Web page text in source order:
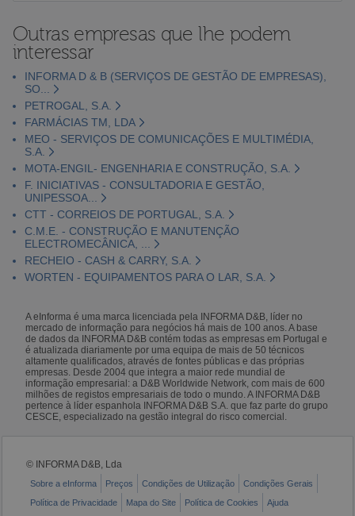
Outras empresas que lhe podem
interessar
INFORMA D & B (SERVIÇOS DE GESTÃO DE EMPRESAS),
SO...
PETROGAL, S.A.
FARMÁCIAS TM, LDA
MEO - SERVIÇOS DE COMUNICAÇÕES E MULTIMÉDIA,
S.A.
MOTA-ENGIL- ENGENHARIA E CONSTRUÇÃO, S.A.
F. INICIATIVAS - CONSULTADORIA E GESTÃO,
UNIPESSOA...
CTT - CORREIOS DE PORTUGAL, S.A.
C.M.E. - CONSTRUÇÃO E MANUTENÇÃO
ELECTROMECÂNICA, ...
RECHEIO - CASH & CARRY, S.A.
WORTEN - EQUIPAMENTOS PARA O LAR, S.A.
A eInforma é uma marca licenciada pela INFORMA D&B, líder no
mercado de informação para negócios há mais de 100 anos. A base
de dados da INFORMA D&B contém todas as empresas em Portugal e
é atualizada diariamente por uma equipa de mais de 50 técnicos
altamente qualificados, através de fontes públicas e das próprias
empresas. Desde 2004 que integra a maior rede mundial de
informação empresarial: a D&B Worldwide Network, com mais de 600
milhões de registos empresariais de todo o mundo. A INFORMA D&B
pertence à líder espanhola INFORMA D&B S.A. que faz parte do grupo
CESCE, especializado na gestão integral do risco comercial.
© INFORMA D&B, Lda
Sobre a eInforma Preços Condições de Utilização
Condições Gerais
Política de Privacidade
Mapa do Site Política de Cookies Ajuda